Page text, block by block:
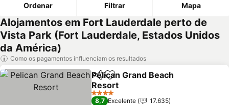
Ordenar Filtrar Mapa
Alojamentos em Fort Lauderdale perto de
Vista Park (Fort Lauderdale, Estados Unidos
da América)
Como os pagamentos influenciam os resultados
PartilharAdicionar aos favoritos
Pelican Grand Beach
Resort
4 Estrelas
8,7 Excelente
17.635